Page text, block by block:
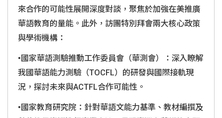
來合作的可能性展開深度對談，聚焦於加強在美推廣
華語教育的量能。此外，訪團特別拜會兩大核心政策
與學術機構：
•國家華語測驗推動工作委員會（華測會）：深入瞭解
我國華語能力測驗（TOCFL）的研發與國際接軌現
況，探討未來與ACTFL合作可能性。
•國家教育研究院：針對華語文能力基準、教材編撰及